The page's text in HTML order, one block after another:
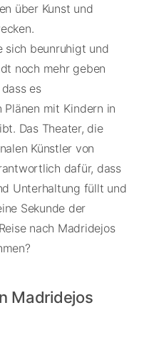
über Kunst und
sich beunruhigt und
noch mehr geben
es
Plänen mit Kindern in
Das Theater, die
Künstler von
dafür, dass
Unterhaltung füllt und
Sekunde der
nach Madridejos
Madridejos